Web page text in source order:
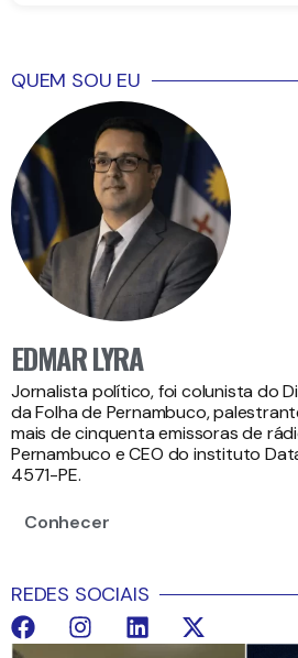
QUEM SOU EU
EDMAR LYRA
Jornalista político, foi colunista do
da Folha de Pernambuco,
mais de cinquenta emissoras de
Pernambuco e CEO do instituto
4571-PE.
Conhecer
REDES SOCIAIS